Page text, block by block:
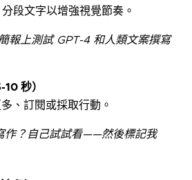
段文字以增強視覺節奏。
報上測試 GPT-4 和人類文案撰寫
秒）
、訂閱或採取行動。
作？自己試試看——然後標記我